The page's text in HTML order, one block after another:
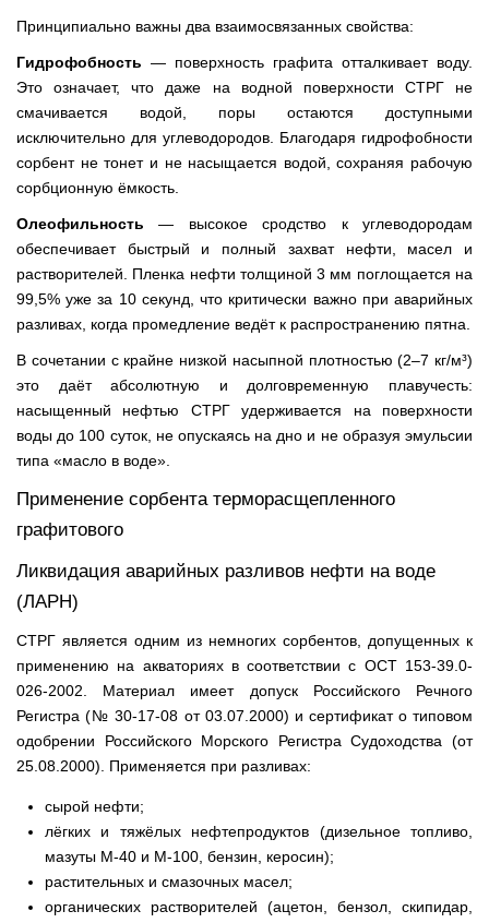
Принципиально важны два взаимосвязанных свойства:
Гидрофобность — поверхность графита отталкивает воду.
Это означает, что даже на водной поверхности СТРГ не
смачивается водой, поры остаются доступными
исключительно для углеводородов. Благодаря гидрофобности
сорбент не тонет и не насыщается водой, сохраняя рабочую
сорбционную ёмкость.
Олеофильность — высокое сродство к углеводородам
обеспечивает быстрый и полный захват нефти, масел и
растворителей. Пленка нефти толщиной 3 мм поглощается на
99,5% уже за 10 секунд, что критически важно при аварийных
разливах, когда промедление ведёт к распространению пятна.
В сочетании с крайне низкой насыпной плотностью (2–7 кг/м³)
это даёт абсолютную и долговременную плавучесть:
насыщенный нефтью СТРГ удерживается на поверхности
воды до 100 суток, не опускаясь на дно и не образуя эмульсии
типа «масло в воде».
Применение сорбента терморасщепленного
графитового
Ликвидация аварийных разливов нефти на воде
(ЛАРН)
СТРГ является одним из немногих сорбентов, допущенных к
применению на акваториях в соответствии с ОСТ 153-39.0-
026-2002. Материал имеет допуск Российского Речного
Регистра (№ 30-17-08 от 03.07.2000) и сертификат о типовом
одобрении Российского Морского Регистра Судоходства (от
25.08.2000). Применяется при разливах:
сырой нефти;
лёгких и тяжёлых нефтепродуктов (дизельное топливо,
мазуты М-40 и М-100, бензин, керосин);
растительных и смазочных масел;
органических растворителей (ацетон, бензол, скипидар,